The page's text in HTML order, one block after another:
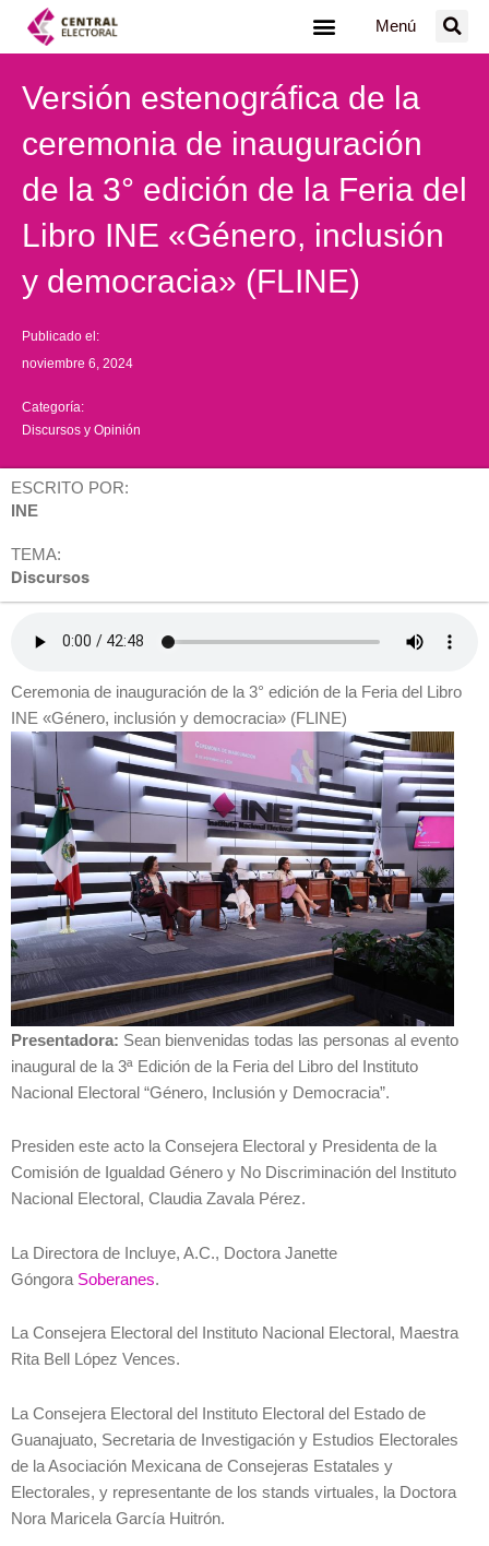
Menú
Versión estenográfica de la
ceremonia de inauguración
de la 3° edición de la Feria del
Libro INE «Género, inclusión
y democracia» (FLINE)
Publicado el:
noviembre 6, 2024
Categoría:
Discursos y Opinión
ESCRITO POR:
INE
TEMA:
Discursos
Ceremonia de inauguración de la 3° edición de la Feria del Libro
INE «Género, inclusión y democracia» (FLINE)
Presentadora: Sean bienvenidas todas las personas al evento
inaugural de la 3ª Edición de la Feria del Libro del Instituto
Nacional Electoral “Género, Inclusión y Democracia”.
Presiden este acto la Consejera Electoral y Presidenta de la
Comisión de Igualdad Género y No Discriminación del Instituto
Nacional Electoral, Claudia Zavala Pérez.
La Directora de Incluye, A.C., Doctora Janette
Góngora Soberanes.
La Consejera Electoral del Instituto Nacional Electoral, Maestra
Rita Bell López Vences.
La Consejera Electoral del Instituto Electoral del Estado de
Guanajuato, Secretaria de Investigación y Estudios Electorales
de la Asociación Mexicana de Consejeras Estatales y
Electorales, y representante de los stands virtuales, la Doctora
Nora Maricela García Huitrón.